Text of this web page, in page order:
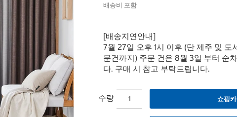
배송비 포함
[배송지연안내]
7월 27일 오후 1시 이후 (단 제주 및 도
문건까지) 주문 건은 8월 3일 부터 순
다. 구매 시 참고 부탁드립니다.
수량 쇼핑